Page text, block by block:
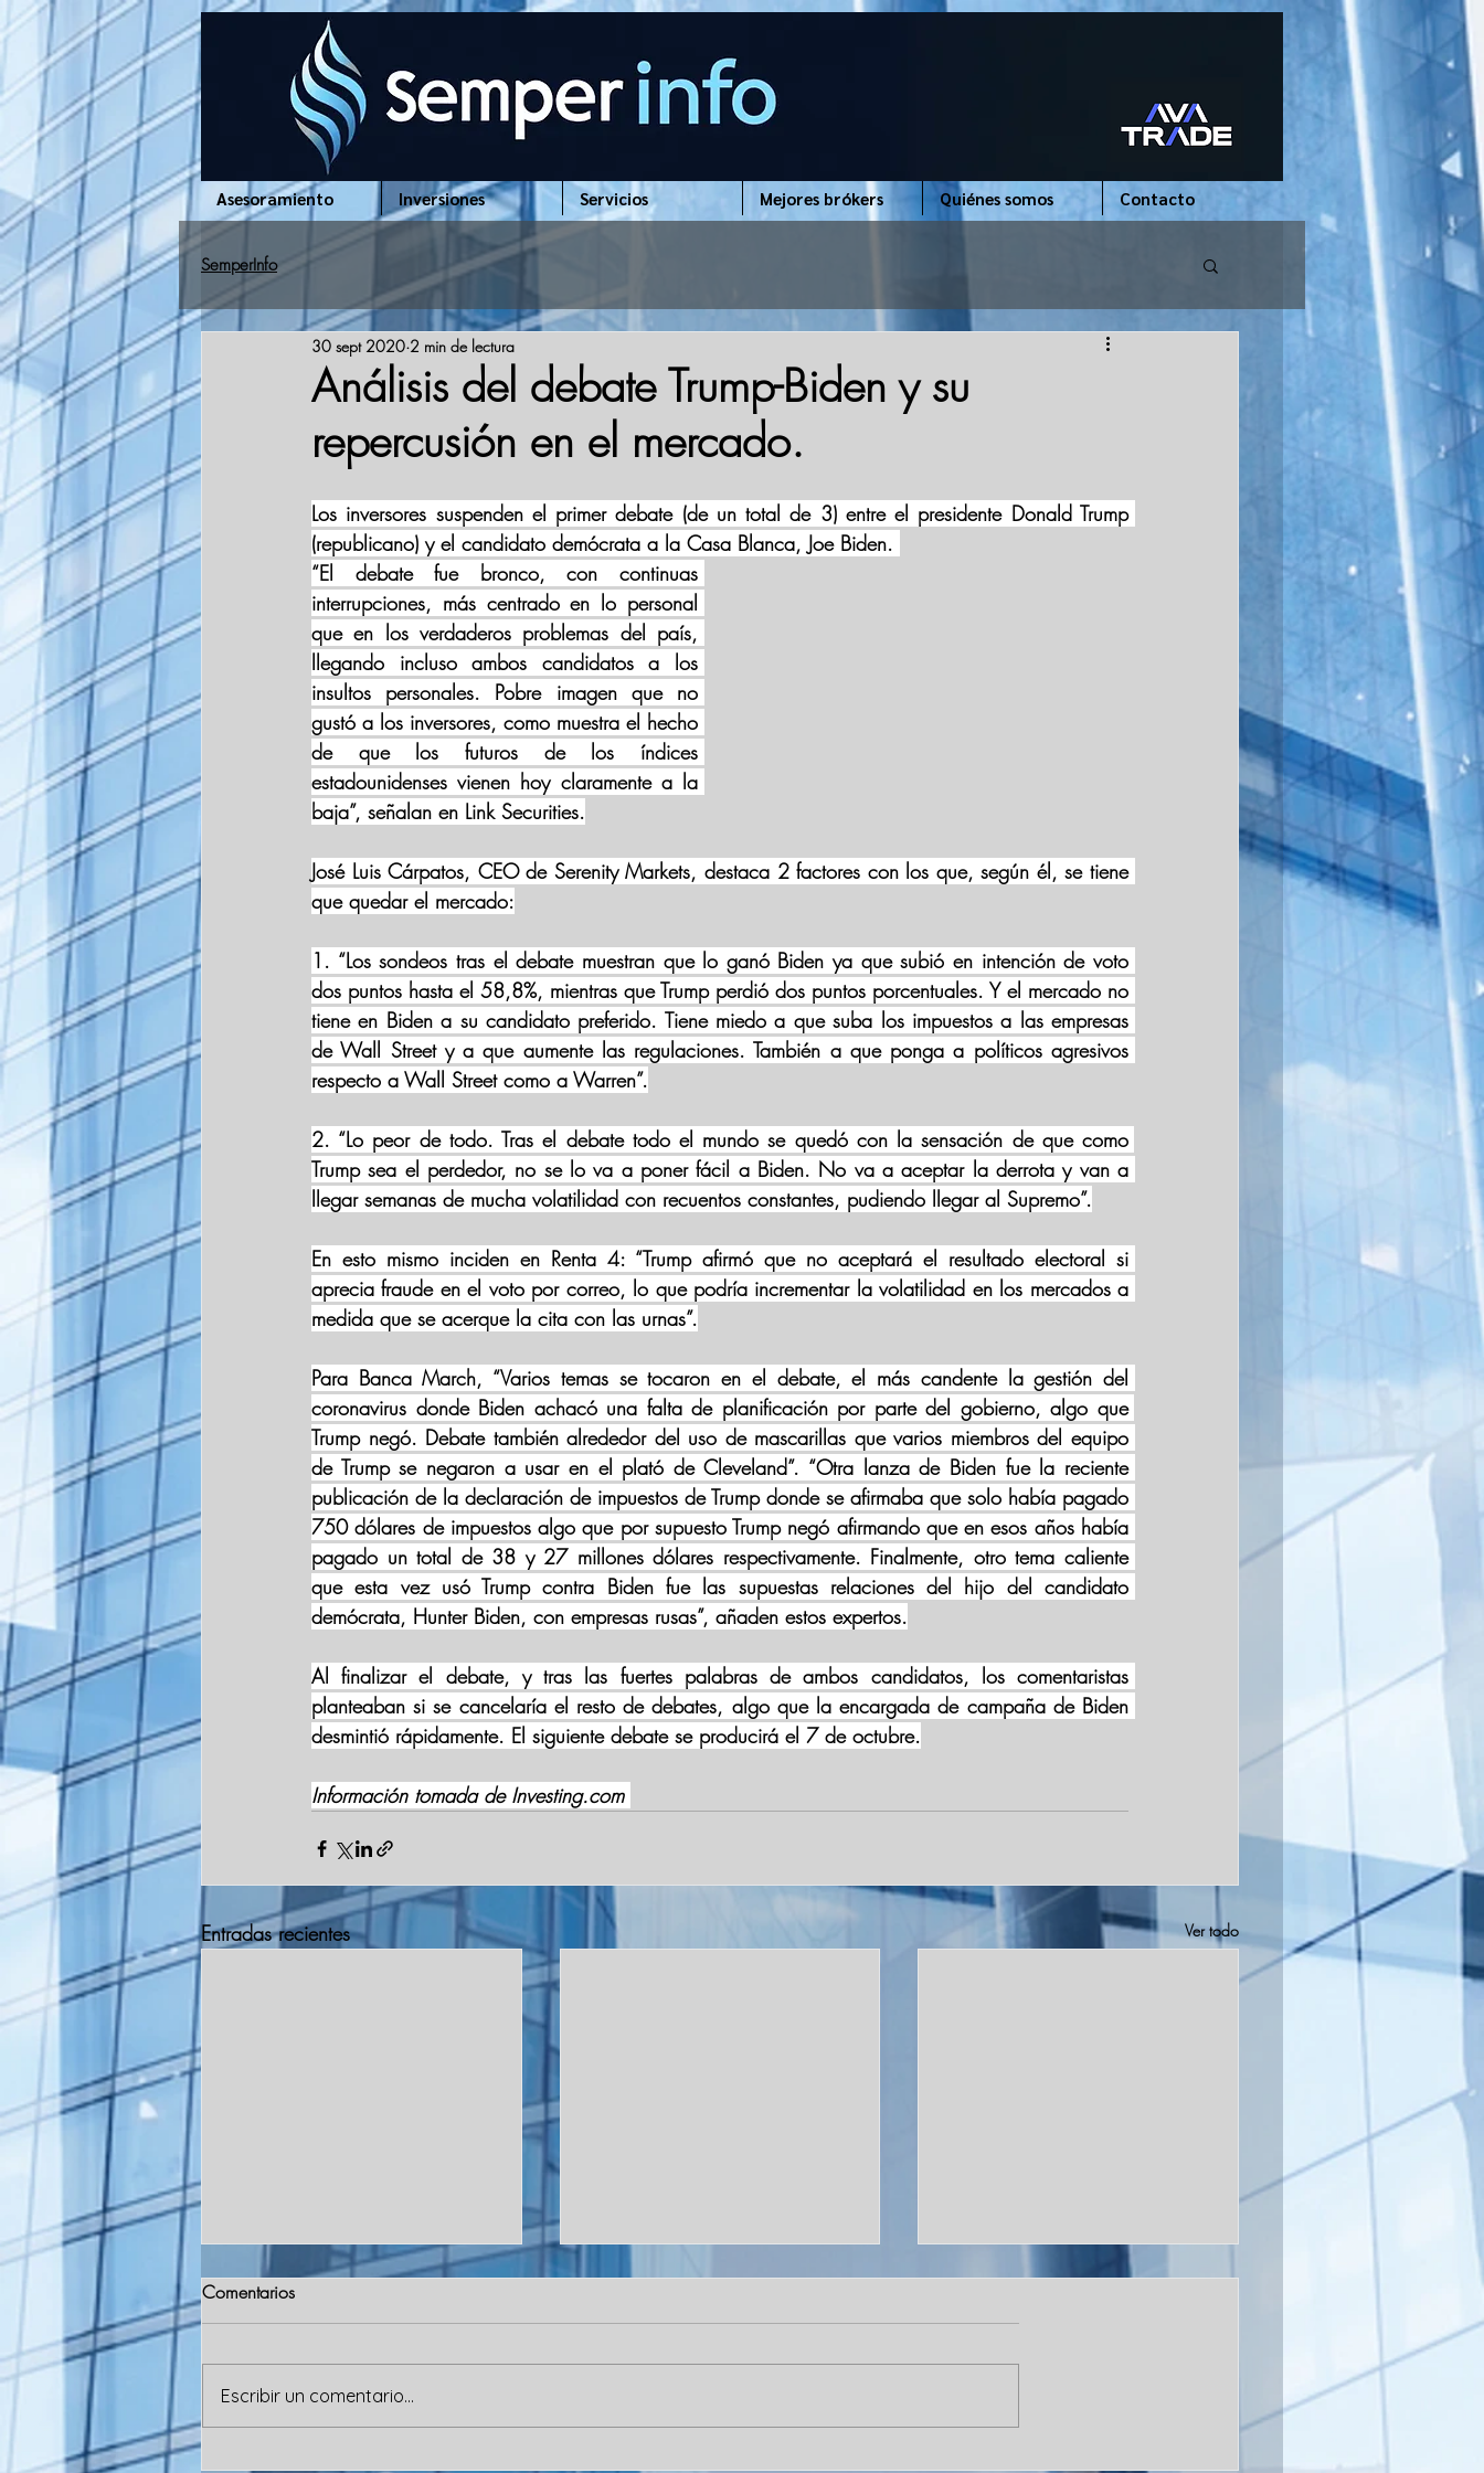
www.semperinfo.com
Asesoramiento Inversiones Servicios Mejores brókers Quiénes somos Contacto
SemperInfo
Análisis del debate Trump-Biden y su
repercusión en el mercado.
30 sept 2020 2 min de lectura
Los inversores suspenden el primer debate (de un total de 3) entre el presidente Donald Trump
(republicano) y el candidato demócrata a la Casa Blanca, Joe Biden.
“El debate fue bronco, con continuas
interrupciones, más centrado en lo personal
que en los verdaderos problemas del país,
llegando incluso ambos candidatos a los
insultos personales. Pobre imagen que no
gustó a los inversores, como muestra el hecho
de que los futuros de los índices
estadounidenses vienen hoy claramente a la
baja”, señalan en Link Securities.
José Luis Cárpatos, CEO de Serenity Markets, destaca 2 factores con los que, según él, se tiene
que quedar el mercado:
1. “Los sondeos tras el debate muestran que lo ganó Biden ya que subió en intención de voto
dos puntos hasta el 58,8%, mientras que Trump perdió dos puntos porcentuales. Y el mercado no
tiene en Biden a su candidato preferido. Tiene miedo a que suba los impuestos a las empresas
de Wall Street y a que aumente las regulaciones. También a que ponga a políticos agresivos
respecto a Wall Street como a Warren”.
2. “Lo peor de todo. Tras el debate todo el mundo se quedó con la sensación de que como
Trump sea el perdedor, no se lo va a poner fácil a Biden. No va a aceptar la derrota y van a
llegar semanas de mucha volatilidad con recuentos constantes, pudiendo llegar al Supremo”.
En esto mismo inciden en Renta 4: “Trump afirmó que no aceptará el resultado electoral si
aprecia fraude en el voto por correo, lo que podría incrementar la volatilidad en los mercados a
medida que se acerque la cita con las urnas”.
Para Banca March, “Varios temas se tocaron en el debate, el más candente la gestión del
coronavirus donde Biden achacó una falta de planificación por parte del gobierno, algo que
Trump negó. Debate también alrededor del uso de mascarillas que varios miembros del equipo
de Trump se negaron a usar en el plató de Cleveland”. “Otra lanza de Biden fue la reciente
publicación de la declaración de impuestos de Trump donde se afirmaba que solo había pagado
750 dólares de impuestos algo que por supuesto Trump negó afirmando que en esos años había
pagado un total de 38 y 27 millones dólares respectivamente. Finalmente, otro tema caliente
que esta vez usó Trump contra Biden fue las supuestas relaciones del hijo del candidato
demócrata, Hunter Biden, con empresas rusas”, añaden estos expertos.
Al finalizar el debate, y tras las fuertes palabras de ambos candidatos, los comentaristas
planteaban si se cancelaría el resto de debates, algo que la encargada de campaña de Biden
desmintió rápidamente. El siguiente debate se producirá el 7 de octubre.
Información tomada de Investing.com
Entradas recientes Ver todo
Comentarios
Escribir un comentario...